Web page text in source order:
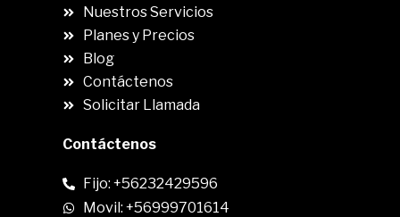
Nuestros Servicios
Planes y Precios
Blog
Contáctenos
Solicitar Llamada
Contáctenos
Fijo: +56232429596
Movil: +56999701614